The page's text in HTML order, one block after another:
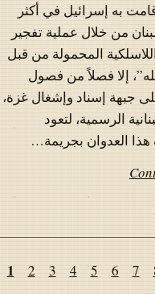
به إسرائيل في أكثر
من خلال عملية تفجير
المحمولة من قبل
إلا فصلاً من فصول
جبهة إسناد وإشغال غزة،
الرسمية، لتعود
العدوان بجريمة…
Pagination
Page
1 Page
2 Page
3 Page
4 Page
5 Page
6 7